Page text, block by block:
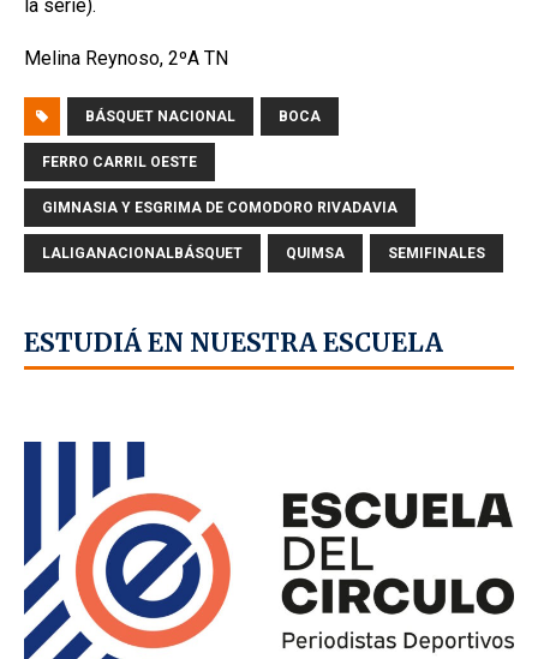
la serie).
Melina Reynoso, 2ºA TN
BÁSQUET NACIONAL BOCA
FERRO CARRIL OESTE
GIMNASIA Y ESGRIMA DE COMODORO RIVADAVIA
LALIGANACIONALBÁSQUET QUIMSA SEMIFINALES
ESTUDIÁ EN NUESTRA ESCUELA